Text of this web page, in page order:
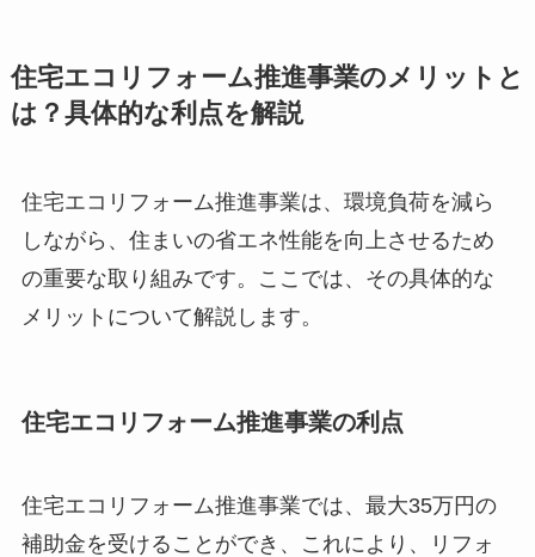
住宅エコリフォーム推進事業のメリットと
は？具体的な利点を解説
住宅エコリフォーム推進事業は、環境負荷を減ら
しながら、住まいの省エネ性能を向上させるため
の重要な取り組みです。ここでは、その具体的な
メリットについて解説します。
住宅エコリフォーム推進事業の利点
住宅エコリフォーム推進事業では、最大35万円の
補助金を受けることができ、これにより、リフォ